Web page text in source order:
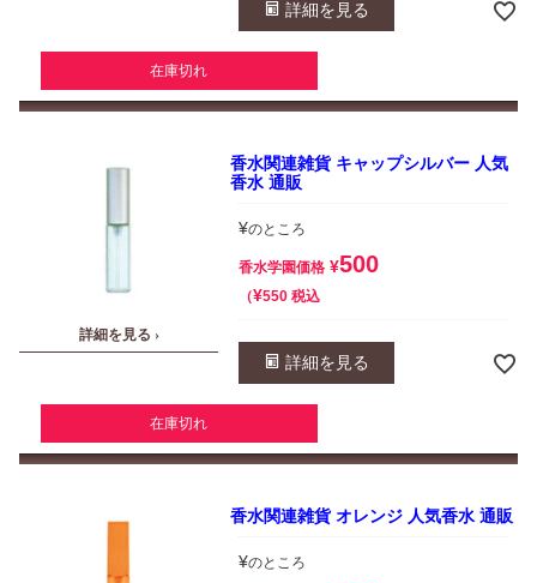
詳細を見る
在庫切れ
詳細を見る ›
香水関連雑貨 キャップシルバー 人気
香水 通販
¥のところ
香水学園価格 ¥500
¥550 税込
詳細を見る
在庫切れ
香水関連雑貨 オレンジ 人気香水 通販
¥のところ